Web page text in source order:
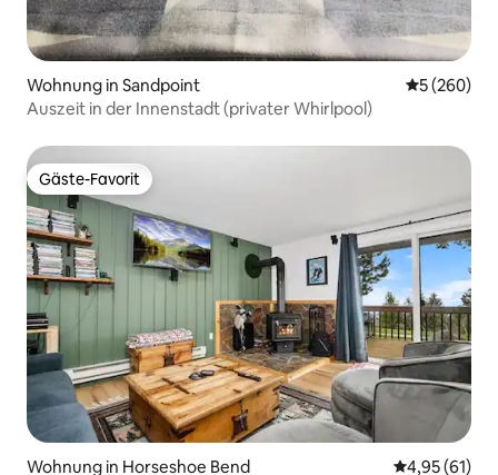
Wohnung in Sandpoint
5 (260)
Auszeit in der Innenstadt (privater Whirlpool)
Gäste-Favorit
Gäste-Favorit
Wohnung in Horseshoe Bend 4,95 (61)